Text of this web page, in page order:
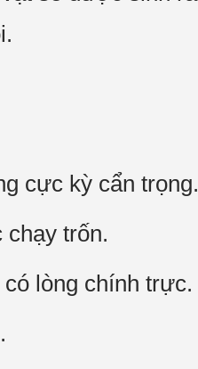
cực kỳ cẩn trọng.
chạy trốn.
lòng chính trực.